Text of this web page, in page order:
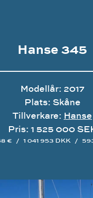
Hanse 345
Modellår: 2017
Plats: Skåne
Tillverkare: Hanse
Pris: 1 525 000
€ / 1 041 953 DKK /